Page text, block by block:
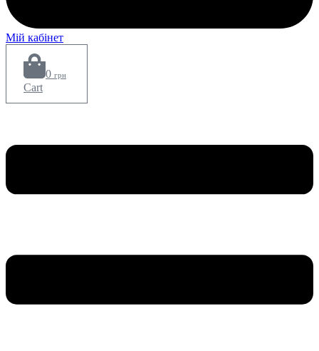
Мій кабінет
0 грн
Cart